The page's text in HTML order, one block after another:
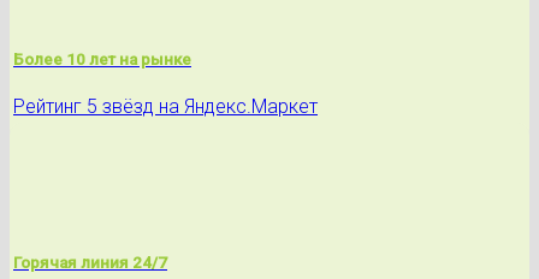
Более 10 лет на рынке
Рейтинг 5 звёзд на Яндекс.Маркет
Горячая линия 24/7